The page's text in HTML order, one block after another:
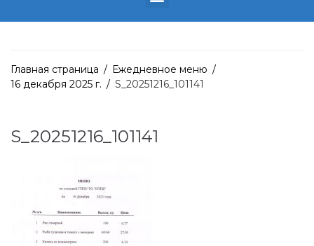
Главная страница / Ежедневное меню /
16 декабря 2025 г. / S_20251216_101141
S_20251216_101141